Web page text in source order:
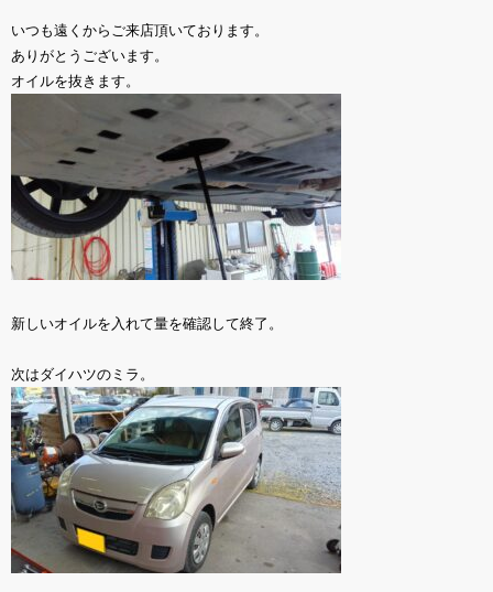
いつも遠くからご来店頂いております。
ありがとうございます。
オイルを抜きます。
新しいオイルを入れて量を確認して終了。
次はダイハツのミラ。